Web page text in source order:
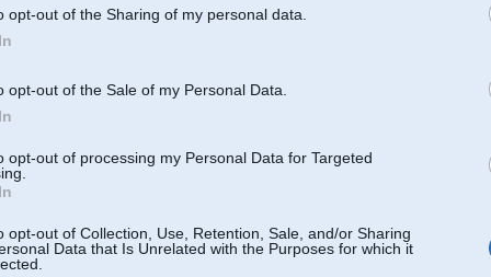
opt-out of the Sharing of my personal data.
opt-out of the Sale of my Personal Data.
opt-out of processing my Personal Data for Targeted
opt-out of Collection, Use, Retention, Sale, and/or Sharing
Data that Is Unrelated with the Purposes for which it
2014, 19:00
"Mehanikam", pie ieejas stāvēja - izskatījās tiešām labi!
Feb 2014, 18:45
maksatu tikai zila metalika?
17:03
arī visi pupi tavējie!
18. Feb 2014, 15:00
Dievs!